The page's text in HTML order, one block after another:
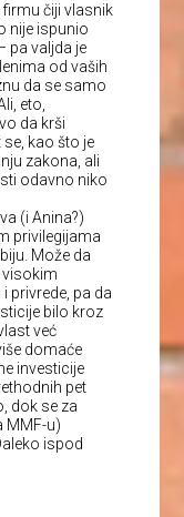
firmu čiji vlasnik
nije ispunio
pa valjda je
od vaših
da se samo
eto,
da krši
se, kao što je
zakona, ali
odavno niko
(i Anina?)
privilegijama
Može da
visokim
privrede, pa da
bilo kroz
već
domaće
investicije
pet
dok se za
MMF-u)
ispod